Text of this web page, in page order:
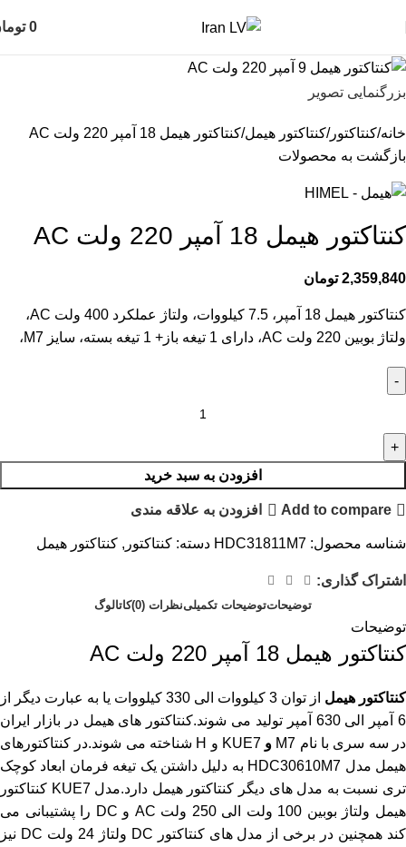
0
بزرگنمایی تصویر
خانه کنتاکتور کنتاکتور هیمل کنتاکتور هیمل 18 آمپر 220 ولت AC
بازگشت به محصولات
کنتاکتور هیمل 18 آمپر 220 ولت AC
2,359,840 تومان
کنتاکتور هیمل 18 آمپر، 7.5 کیلووات، ولتاژ عملکرد 400 ولت AC،
ولتاژ بوبین 220 ولت AC، دارای 1 تیغه باز+ 1 تیغه بسته، سایز M7،
افزودن به سبد خرید
Add to compare افزودن به علاقه مندی
شناسه محصول: HDC31811M7 دسته: کنتاکتور , کنتاکتور هیمل
اشتراک گذاری:
توضیحاتتوضیحات تکمیلینظرات (0) کاتالوگ
توضیحات
کنتاکتور هیمل 18 آمپر 220 ولت AC
کنتاکتور هیمل
از توان 3 کیلووات الی 330 کیلووات یا به عبارت دیگر از
6 آمپر الی 630 آمپر تولید می شوند.کنتاکتور های هیمل در بازار ایران
در سه سری با نام M7
و KUE7 و H شناخته می شوند.در
کنتاکتورهای
هیمل مدل HDC30610M7 به دلیل داشتن یک تیغه فرمان ابعاد کوچک
تری نسبت به مدل های دیگر کنتاکتور هیمل دارد.
مدل KUE7 کنتاکتور
هیمل ولتاژ بوبین 100 ولت الی 250 ولت AC و DC را پشتیبانی می
کند همچنین در برخی از مدل های کنتاکتور DC ولتاژ 24 ولت DC نیز